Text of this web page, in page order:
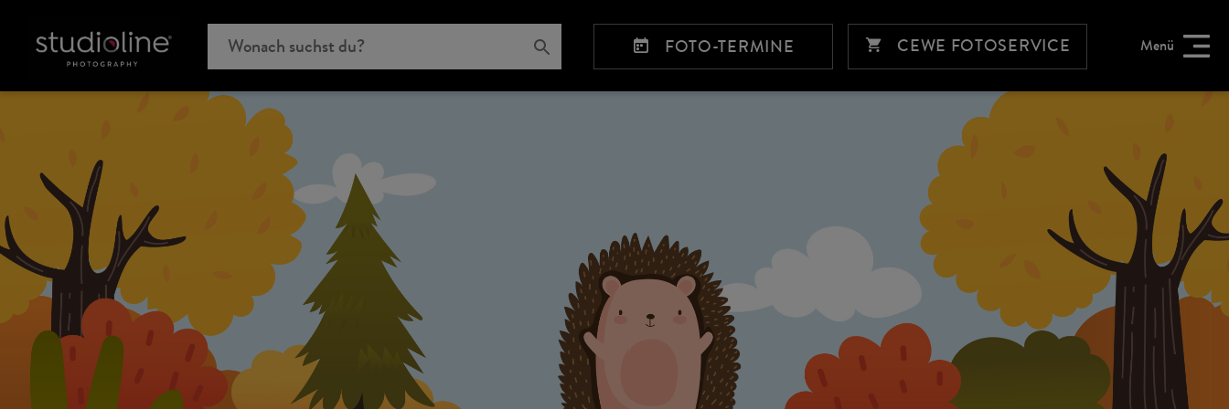
FOTO-TERMINE CEWE FOTOSERVICE Menü